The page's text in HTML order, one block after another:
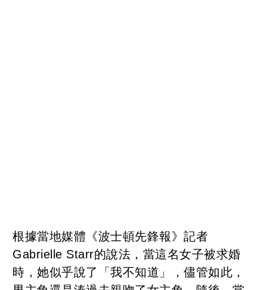
根據當地媒體《波士頓先鋒報》記者
Gabrielle Starr的說法，當這名女子被求婚
時，她似乎說了「我不知道」，儘管如此，